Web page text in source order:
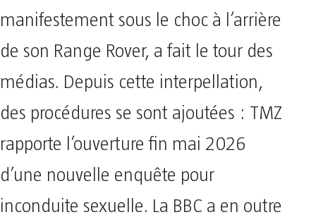
manifestement sous le choc à l’arrière
de son Range Rover, a fait le tour des
médias. Depuis cette interpellation,
des procédures se sont ajoutées : TMZ
rapporte l’ouverture fin mai 2026
d’une nouvelle enquête pour
inconduite sexuelle. La BBC a en outre